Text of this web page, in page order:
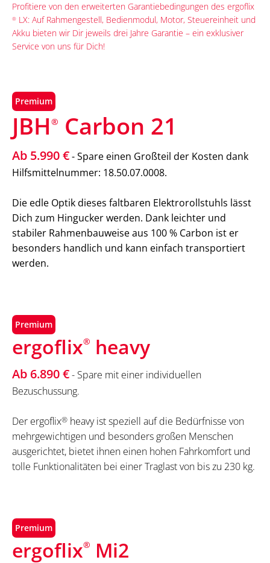
Profitiere von den erweiterten Garantiebedingungen des ergoflix
® LX: Auf Rahmengestell, Bedienmodul, Motor, Steuereinheit und
Akku bieten wir Dir jeweils drei Jahre Garantie – ein exklusiver
Service von uns für Dich!
Premium
ergoflix® heavy
Ab 6.890 €- Spare mit einer individuellen
Bezuschussung.
Der ergoflix® heavy ist speziell auf die Bedürfnisse von
mehrgewichtigen und besonders großen Menschen
ausgerichtet, bietet ihnen einen hohen Fahrkomfort und
tolle Funktionalitäten bei einer Traglast von bis zu 230 kg.
Premium
JBH ® Carbon 21
Ab 5.990 €- Spare einen Großteil der Kosten dank
Hilfsmittelnummer: 18.50.07.0008.
Die edle Optik dieses faltbaren Elektrorollstuhls lässt
Dich zum Hingucker werden. Dank leichter und
stabiler Rahmenbauweise aus 100 % Carbon ist er
besonders handlich und kann einfach transportiert
werden.
Premium
ergoflix® Mi2